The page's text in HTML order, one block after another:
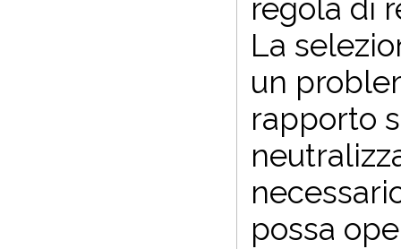
regola di
La
un
rapporto
possa